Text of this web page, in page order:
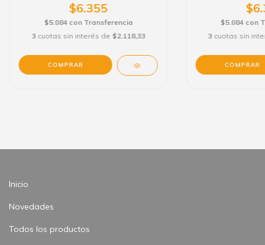
$6.355
$5.084 con Transferencia
3 cuotas sin interés de $2.118,33
COMPRAR
$5.084 con
3 cuotas sin
COMPRAR
Inicio
Novedades
Todos los productos